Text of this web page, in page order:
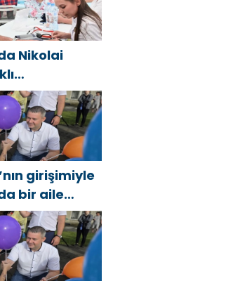
Nikolai
girişimiyle
bir aile